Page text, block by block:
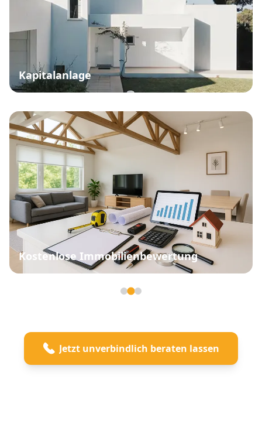
Kapitalanlage
Kostenlose Immobilienbewertung
Jetzt unverbindlich beraten lassen